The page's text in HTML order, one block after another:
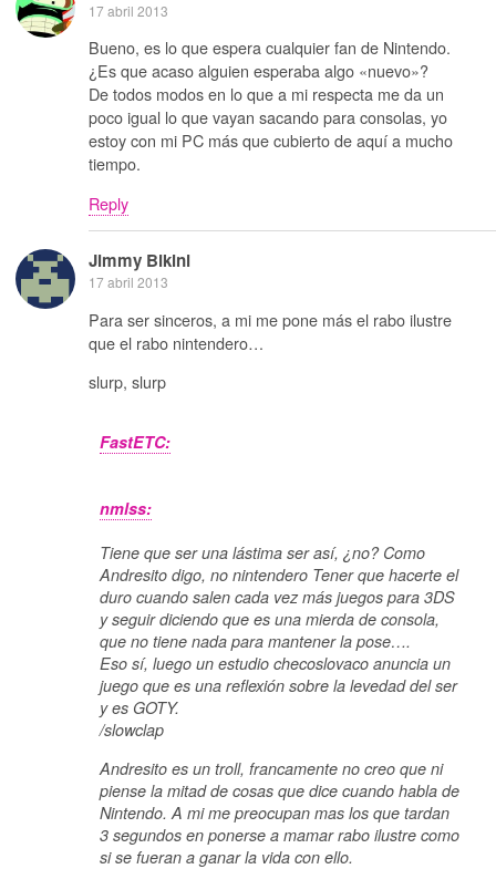
17 abril 2013
Bueno, es lo que espera cualquier fan de Nintendo.
¿Es que acaso alguien esperaba algo «nuevo»?
De todos modos en lo que a mi respecta me da un
poco igual lo que vayan sacando para consolas, yo
estoy con mi PC más que cubierto de aquí a mucho
tiempo.
Reply
Jimmy Bikini
17 abril 2013
Para ser sinceros, a mi me pone más el rabo ilustre
que el rabo nintendero…
slurp, slurp
FastETC:
nmlss:
Tiene que ser una lástima ser así, ¿no? Como
Andresito digo, no nintendero Tener que hacerte el
duro cuando salen cada vez más juegos para 3DS
y seguir diciendo que es una mierda de consola,
que no tiene nada para mantener la pose….
Eso sí, luego un estudio checoslovaco anuncia un
juego que es una reflexión sobre la levedad del ser
y es GOTY.
/slowclap
Andresito es un troll, francamente no creo que ni
piense la mitad de cosas que dice cuando habla de
Nintendo. A mi me preocupan mas los que tardan
3 segundos en ponerse a mamar rabo ilustre como
si se fueran a ganar la vida con ello.